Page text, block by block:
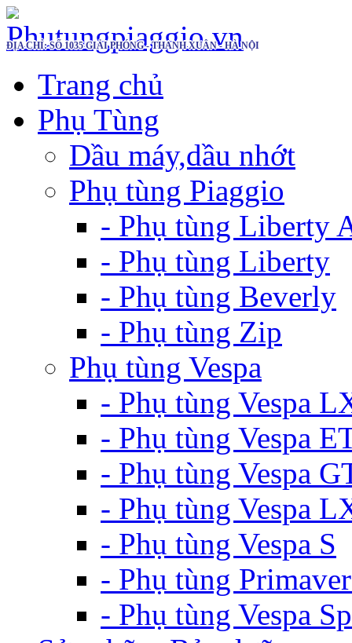
ĐỊA CHỈ: SỐ 1035 GIẢI PHÓNG - THANH XUÂN - HÀ NỘI
Trang chủ
Phụ Tùng
Dầu máy,dầu nhớt
Phụ tùng Piaggio
- Phụ tùng Liberty
- Phụ tùng Liberty
- Phụ tùng Beverly
- Phụ tùng Zip
Phụ tùng Vespa
- Phụ tùng Vespa
- Phụ tùng Vespa
- Phụ tùng Vespa
- Phụ tùng Vespa
- Phụ tùng Vespa S
- Phụ tùng
- Phụ tùng Vespa